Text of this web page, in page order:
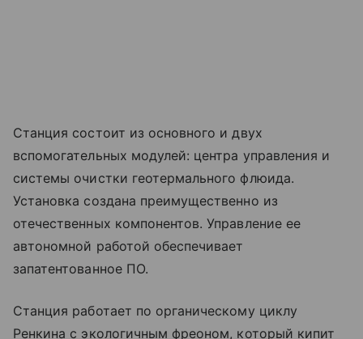
Станция состоит из основного и двух
вспомогательных модулей: центра управления и
системы очистки геотермального флюида.
Установка создана преимущественно из
отечественных компонентов. Управление ее
автономной работой обеспечивает
запатентованное ПО.
Станция работает по органическому циклу
Ренкина с экологичным фреоном, который кипит